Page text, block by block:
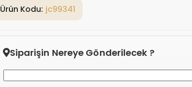
Ürün Kodu: jc99341
Siparişin Nereye Gönderilecek ?